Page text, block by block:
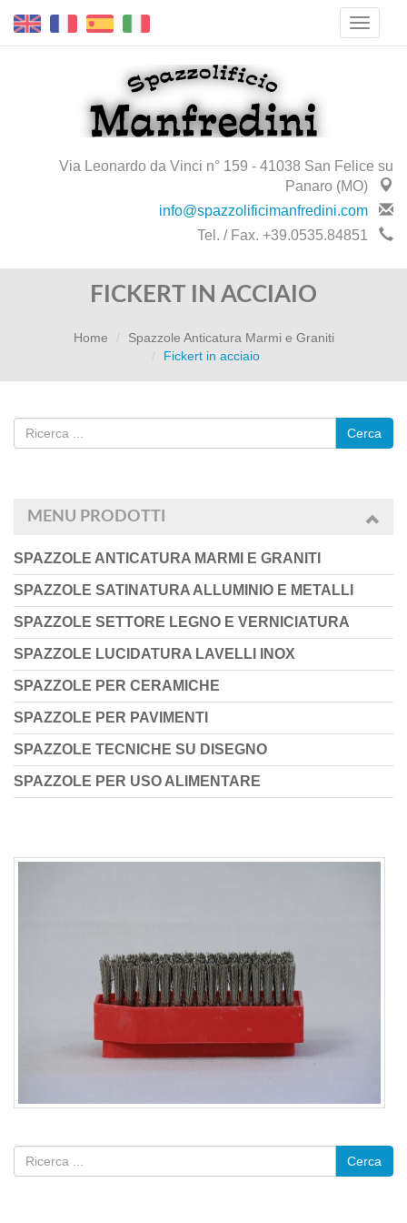
Via Leonardo da Vinci n° 159 - 41038 San Felice su
Panaro (MO)
info@spazzolificimanfredini.com
Tel. / Fax. +39.0535.84851
FICKERT IN ACCIAIO
Home
Spazzole Anticatura Marmi e Graniti
Fickert in acciaio
Cerca
MENU PRODOTTI
SPAZZOLE ANTICATURA MARMI E GRANITI
SPAZZOLE SATINATURA ALLUMINIO E METALLI
SPAZZOLE SETTORE LEGNO E VERNICIATURA
SPAZZOLE LUCIDATURA LAVELLI INOX
SPAZZOLE PER CERAMICHE
SPAZZOLE PER PAVIMENTI
SPAZZOLE TECNICHE SU DISEGNO
SPAZZOLE PER USO ALIMENTARE
Cerca